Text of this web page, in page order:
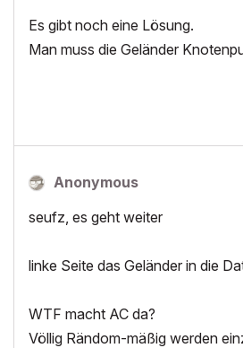
Es gibt noch eine Lösung.
Man muss die Geländer
Anonymous
seufz, es geht weiter
linke Seite das Geländer in die
WTF macht AC da?
Völlig Rändom-mäßig werden